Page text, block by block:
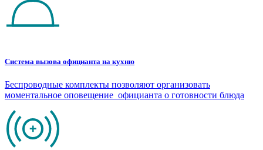
Система вызова официанта на кухню
Беспроводные комплекты позволяют организовать
моментальное оповещение официанта о готовности блюда